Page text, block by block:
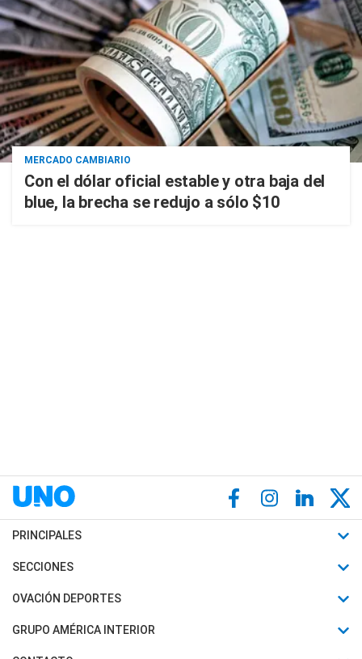
MERCADO CAMBIARIO
Con el dólar oficial estable y otra baja del
blue, la brecha se redujo a sólo $10
PRINCIPALES
Últimas Noticias
Política
SECCIONES
Horóscopo
Motores
OVACIÓN DEPORTES
Fútbol
Mundial
GRUPO AMÉRICA INTERIOR